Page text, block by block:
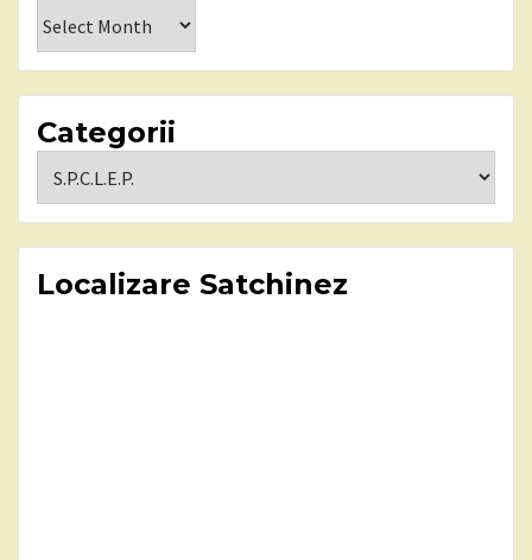
Categorii
Localizare Satchinez